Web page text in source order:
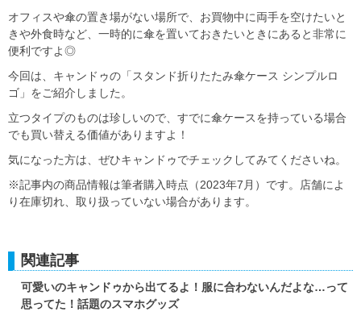
オフィスや傘の置き場がない場所で、お買物中に両手を空けたいと
きや外食時など、一時的に傘を置いておきたいときにあると非常に
便利ですよ◎
今回は、キャンドゥの「スタンド折りたたみ傘ケース シンプルロ
ゴ」をご紹介しました。
立つタイプのものは珍しいので、すでに傘ケースを持っている場合
でも買い替える価値がありますよ！
気になった方は、ぜひキャンドゥでチェックしてみてくださいね。
※記事内の商品情報は筆者購入時点（2023年7月）です。店舗によ
り在庫切れ、取り扱っていない場合があります。
関連記事
可愛いのキャンドゥから出てるよ！服に合わないんだよな…って
思ってた！話題のスマホグッズ